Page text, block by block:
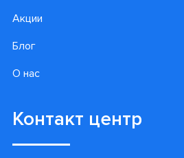
Акции
Блог
О нас
Контакт центр